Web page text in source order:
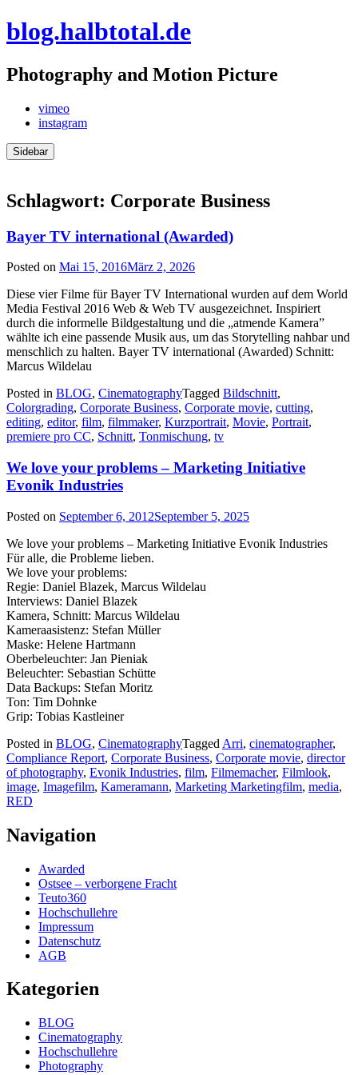
Skip
to
blog.halbtotal.de
Photography and Motion Picture
vimeo
instagram
Sidebar
Schlagwort: Corporate Business
Bayer TV international (Awarded)
Posted on Mai 15, 2016März 2, 2026
Diese vier Filme für Bayer TV International wurden auf dem World
Media Festival 2016 Web & Web TV ausgezeichnet. Inspiriert
durch die informelle Bildgestaltung und die „atmende Kamera”
wählte ich eine passende Musik aus, um das Storytelling nahbar und
menschlich zu halten. Bayer TV international (Awarded) Schnitt:
Marcus Wildelau
Posted in BLOG, CinematographyTagged Bildschnitt,
Colorgrading, Corporate Business, Corporate movie, cutting,
editing, editor, film, filmmaker, Kurzportrait, Movie, Portrait,
premiere pro CC, Schnitt, Tonmischung, tv
We love your problems – Marketing Initiative
Evonik Industries
Posted on September 6, 2012September 5, 2025
We love your problems – Marketing Initiative Evonik Industries
Für alle, die Probleme lieben.
We love your problems:
Regie: Daniel Blazek, Marcus Wildelau
Interviews: Daniel Blazek
Kamera, Schnitt: Marcus Wildelau
Kameraasistenz: Stefan Müller
Maske: Helene Hartmann
Oberbeleuchter: Jan Pieniak
Beleuchter: Sebastian Schütte
Data Backups: Stefan Moritz
Ton: Tim Dohnke
Grip: Tobias Kastleiner
Posted in BLOG, CinematographyTagged Arri, cinematographer,
Compliance Report, Corporate Business, Corporate movie, director
of photography, Evonik Industries, film, Filmemacher, Filmlook,
image, Imagefilm, Kameramann, Marketing Marketingfilm, media,
RED
Navigation
Awarded
Ostsee – verborgene Fracht
Teuto360
Hochschullehre
Impressum
Datenschutz
AGB
Kategorien
BLOG
Cinematography
Hochschullehre
Photography